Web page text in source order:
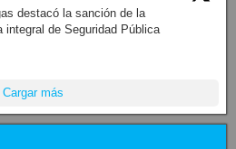
destacó la sanción de la
integral de Seguridad Pública
Cargar más